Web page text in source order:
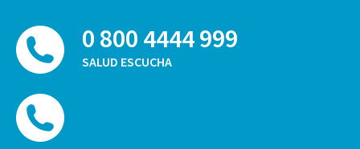
0 800 4444 999
SALUD ESCUCHA